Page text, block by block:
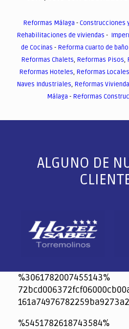
Reformas Málaga -Construcciones
Rehabilitaciones de viviendas -
de Cocinas - Reforma cuarto de baño
Reformas Chalets, Reformas Pisos,
Reformas Hoteles, Reformas
Naves Industriales, Reformas
Málaga - Reformas
ALGUNO DE
%3061782007455143%
jeetcity
1xbet
jeet city casino
%5451782618743584%